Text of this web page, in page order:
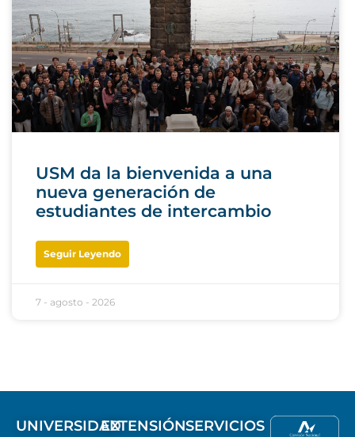
USM da la bienvenida a una
nueva generación de
estudiantes de intercambio
Seguir Leyendo
7 - agosto - 2026
UNIVERSIDADEXTENSIÓNSERVICIOS